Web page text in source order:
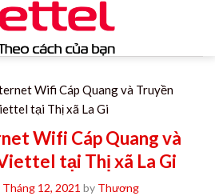
Wifi Cáp Quang và Truyền
tại Thị xã La Gi
Wifi Cáp Quang và
tại Thị xã La Gi
Tháng 12, 2021 by Thương